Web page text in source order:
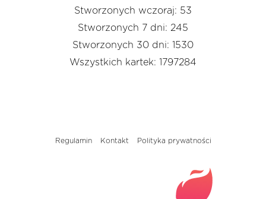
Stworzonych wczoraj: 53
Stworzonych 7 dni: 245
Stworzonych 30 dni: 1530
Wszystkich kartek: 1797284
Regulamin Kontakt Polityka prywatności